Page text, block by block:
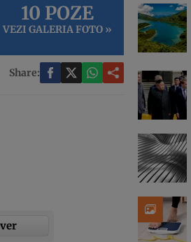
10 POZE
VEZI GALERIA FOTO »
Share: